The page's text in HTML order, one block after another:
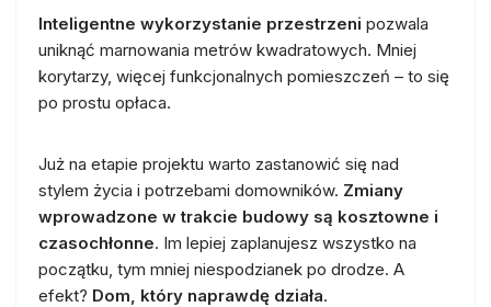
Inteligentne wykorzystanie przestrzeni pozwala
uniknąć marnowania metrów kwadratowych. Mniej
korytarzy, więcej funkcjonalnych pomieszczeń – to się
po prostu opłaca.
Już na etapie projektu warto zastanowić się nad
stylem życia i potrzebami domowników. Zmiany
wprowadzone w trakcie budowy są kosztowne i
czasochłonne. Im lepiej zaplanujesz wszystko na
początku, tym mniej niespodzianek po drodze. A
efekt? Dom, który naprawdę działa.